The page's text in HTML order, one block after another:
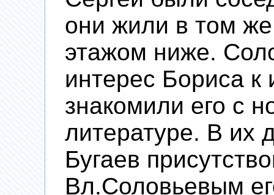
они жили в том
этажом ниже.
интерес Бориса к
знакомили его с
литературе. В их
Бугаев
Вл.Соловьевым